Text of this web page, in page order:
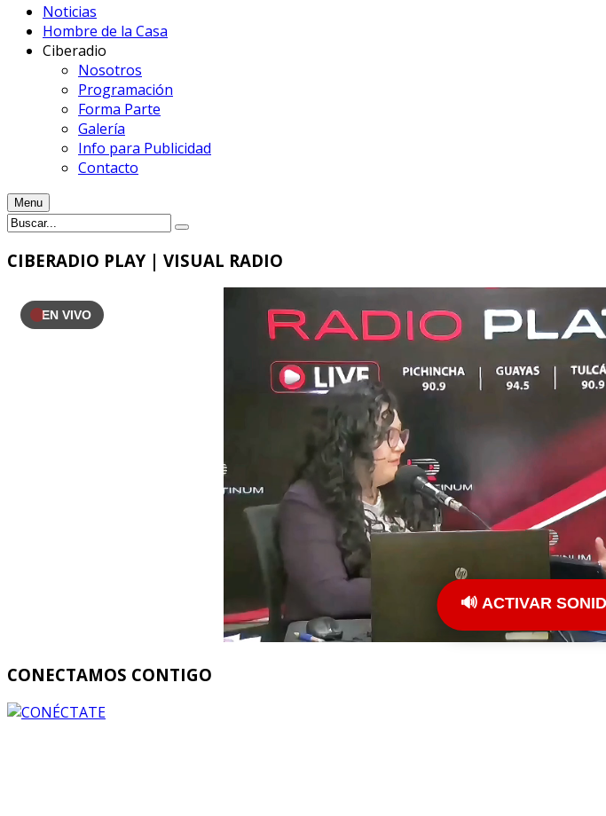
Noticias
Hombre de la Casa
Ciberadio
Nosotros
Programación
Forma Parte
Galería
Info para Publicidad
Contacto
Menu
CIBERADIO PLAY | VISUAL RADIO
🔊 ACTIVAR
EN VIVO
CONECTAMOS CONTIGO